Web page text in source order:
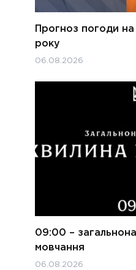
Прогноз погоди
року
06.08.2026
09:00 –
мовчання
06.08.2026